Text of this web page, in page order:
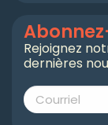
Rejoignez
dernières